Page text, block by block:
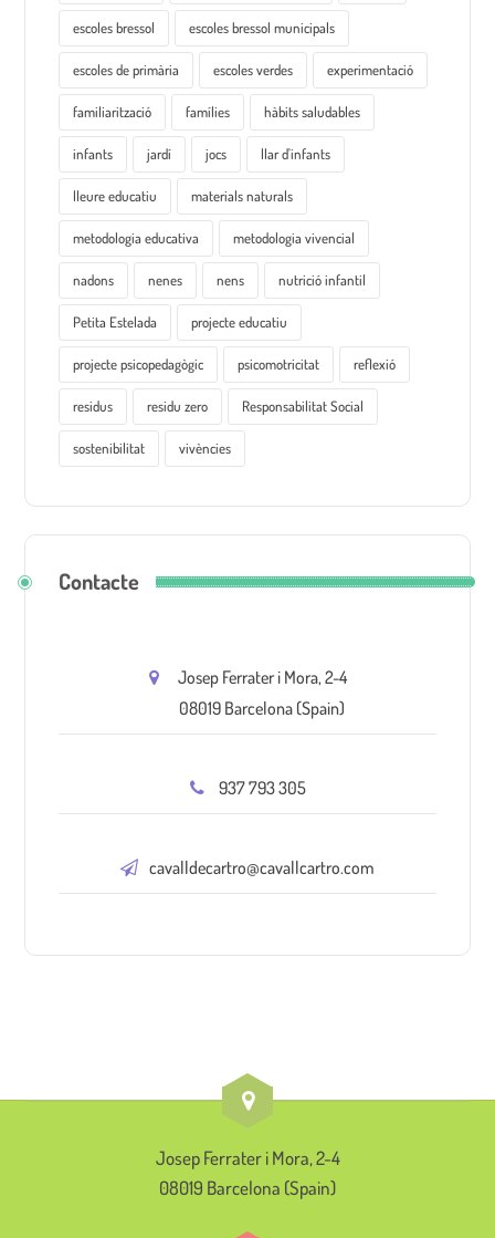
escoles bressol escoles bressol municipals
escoles de primària escoles verdes experimentació
familiarització famílies hàbits saludables
infants jardí jocs llar d'infants
lleure educatiu materials naturals
metodologia educativa metodologia vivencial
nadons nenes nens nutrició infantil
Petita Estelada projecte educatiu
projecte psicopedagògic psicomotricitat reflexió
residus residu zero Responsabilitat Social
sostenibilitat vivències
Contacte
Josep Ferrater i Mora, 2-4
08019 Barcelona (Spain)
937 793 305
cavalldecartro@cavallcartro.com
Josep Ferrater i Mora, 2-4
08019 Barcelona (Spain)